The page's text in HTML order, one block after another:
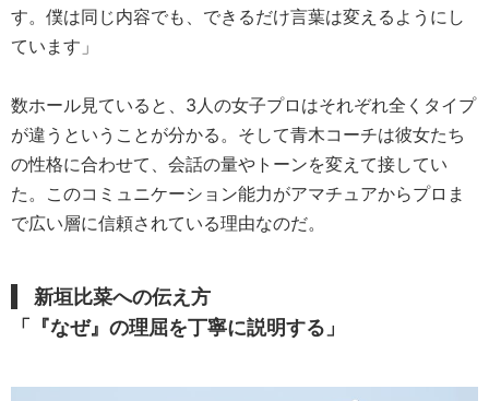
す。僕は同じ内容でも、できるだけ言葉は変えるようにし
ています」
数ホール見ていると、3人の女子プロはそれぞれ全くタイプ
が違うということが分かる。そして青木コーチは彼女たち
の性格に合わせて、会話の量やトーンを変えて接してい
た。このコミュニケーション能力がアマチュアからプロま
で広い層に信頼されている理由なのだ。
新垣比菜への伝え方
「『なぜ』の理屈を丁寧に説明する 」